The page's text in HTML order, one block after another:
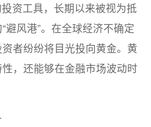
资工具，长期以来被视为抵
避风港”。在全球经济不确定
者纷纷将目光投向黄金。黄
，还能够在金融市场波动时